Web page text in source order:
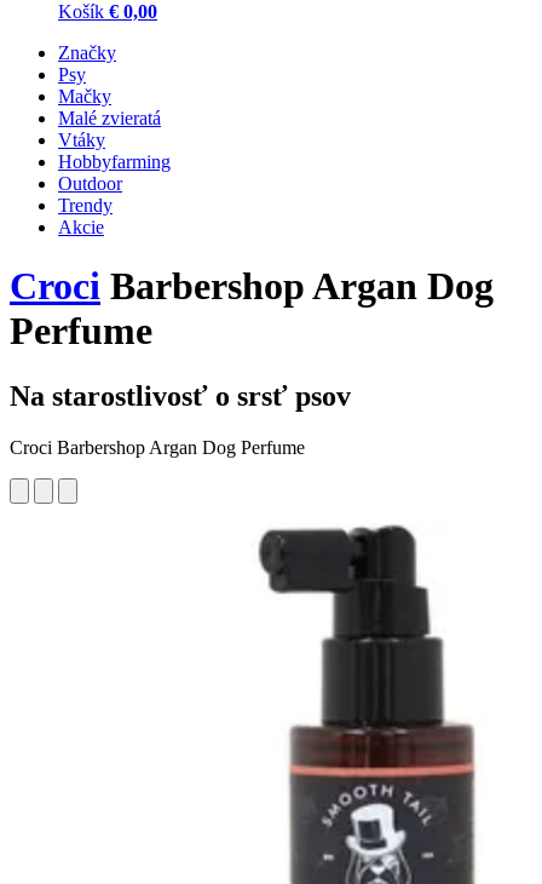
Košík € 0,00
Značky
Psy
Mačky
Malé zvieratá
Vtáky
Hobbyfarming
Outdoor
Trendy
Akcie
Croci Barbershop Argan Dog
Perfume
Na starostlivosť o srsť psov
Croci Barbershop Argan Dog Perfume